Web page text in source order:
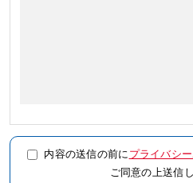
内容の送信の前に プライバシ
ご同意の上送信